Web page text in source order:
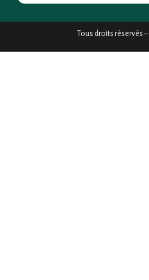
Tous droits réservés –